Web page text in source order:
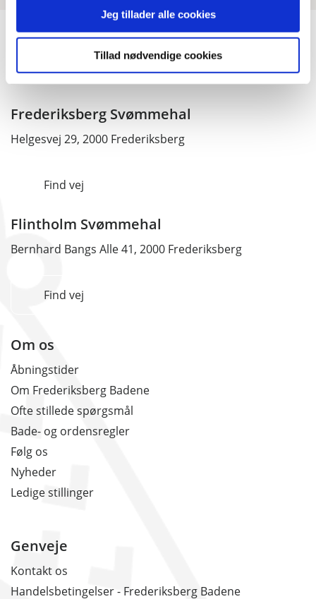
Jeg tillader alle cookies
Tillad nødvendige cookies
Frederiksberg Svømmehal
Helgesvej 29, 2000 Frederiksberg
Find vej
Flintholm Svømmehal
Bernhard Bangs Alle 41, 2000 Frederiksberg
Find vej
Om os
Åbningstider
Om Frederiksberg Badene
Ofte stillede spørgsmål
Bade- og ordensregler
Følg os
Nyheder
Ledige stillinger
Genveje
Kontakt os
Handelsbetingelser - Frederiksberg Badene